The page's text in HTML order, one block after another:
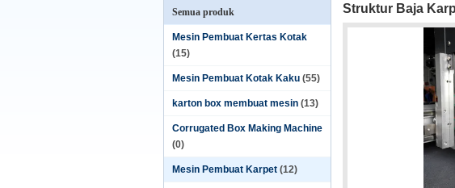
Semua produk
Mesin Pembuat Kertas Kotak
(15)
Mesin Pembuat Kotak Kaku (55)
karton box membuat mesin (13)
Corrugated Box Making Machine
(0)
Mesin Pembuat Karpet (12)
Struktur Baja